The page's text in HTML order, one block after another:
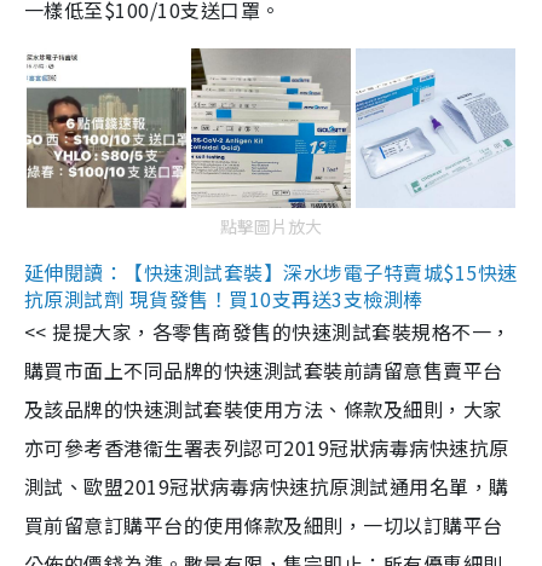
一樣低至$100/10支送口罩。
點擊圖片放大
延伸閱讀：【快速測試套裝】深水埗電子特賣城$15快速
抗原測試劑 現貨發售！買10支再送3支檢測棒
<< 提提大家，各零售商發售的快速測試套裝規格不一，
購買市面上不同品牌的快速測試套裝前請留意售賣平台
及該品牌的快速測試套裝使用方法、條款及細則，大家
亦可參考香港衞生署表列認可2019冠狀病毒病快速抗原
測試、歐盟2019冠狀病毒病快速抗原測試通用名單，購
買前留意訂購平台的使用條款及細則，一切以訂購平台